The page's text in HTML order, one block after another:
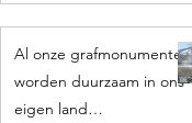
Al onze grafmonumenten
worden duurzaam in ons
eigen land